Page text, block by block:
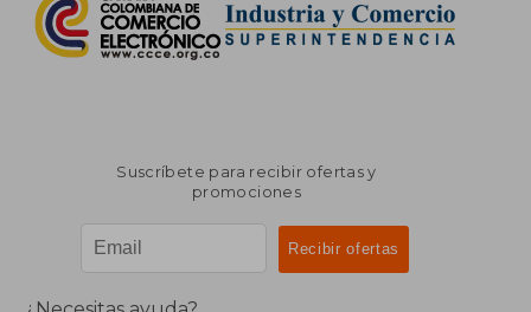
Suscríbete para recibir ofertas y
promociones